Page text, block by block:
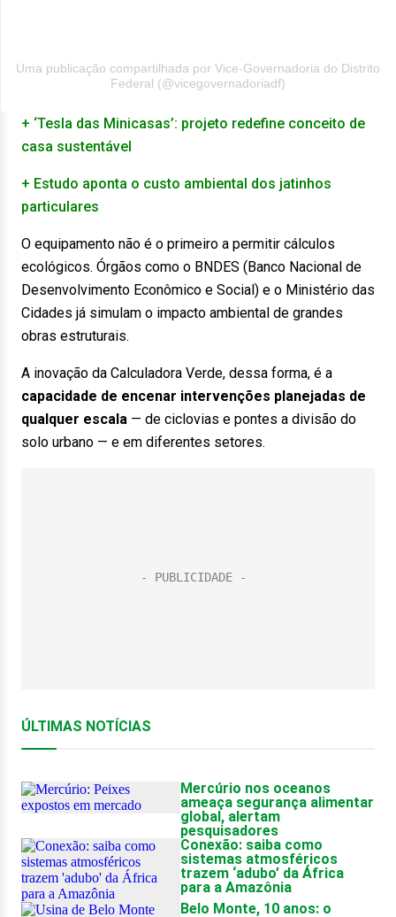
Uma publicação compartilhada por Vice-Governadoria do Distrito
Federal (@vicegovernadoriadf)
+ ‘Tesla das Minicasas’: projeto redefine conceito de
casa sustentável
+ Estudo aponta o custo ambiental dos jatinhos
particulares
O equipamento não é o primeiro a permitir cálculos
ecológicos. Órgãos como o BNDES (Banco Nacional de
Desenvolvimento Econômico e Social) e o Ministério das
Cidades já simulam o impacto ambiental de grandes
obras estruturais.
A inovação da Calculadora Verde, dessa forma, é a
capacidade de encenar intervenções planejadas de
qualquer escala — de ciclovias e pontes a divisão do
solo urbano — e em diferentes setores.